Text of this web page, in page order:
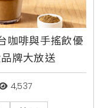
咖啡與手搖飲優
牌大放送
4,537